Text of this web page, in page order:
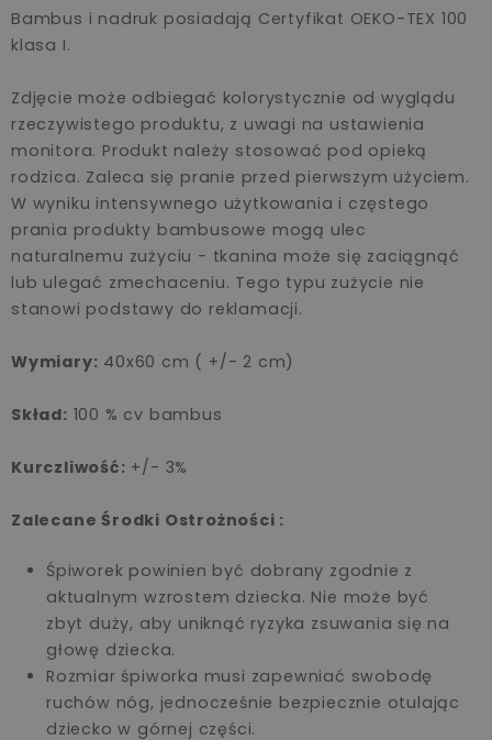
Bambus i nadruk posiadają Certyfikat OEKO-TEX 100
klasa I.
Zdjęcie może odbiegać kolorystycznie od wyglądu
rzeczywistego produktu, z uwagi na ustawienia
monitora. Produkt należy stosować pod opieką
rodzica. Zaleca się pranie przed pierwszym użyciem.
W wyniku intensywnego użytkowania i częstego
prania produkty bambusowe mogą ulec
naturalnemu zużyciu - tkanina może się zaciągnąć
lub ulegać zmechaceniu. Tego typu zużycie nie
stanowi podstawy do reklamacji.
Wymiary: 40x60 cm ( +/- 2 cm)
Skład: 100 % cv bambus
Kurczliwość: +/- 3%
Zalecane Środki Ostrożności :
Śpiworek powinien być dobrany zgodnie z
aktualnym wzrostem dziecka. Nie może być
zbyt duży, aby uniknąć ryzyka zsuwania się na
głowę dziecka.
Rozmiar śpiworka musi zapewniać swobodę
ruchów nóg, jednocześnie bezpiecznie otulając
dziecko w górnej części.